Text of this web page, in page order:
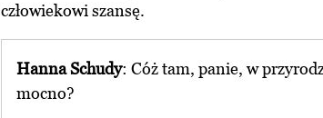
człowiekowi szansę.
Hanna Schudy: Cóż tam, panie, w
mocno?